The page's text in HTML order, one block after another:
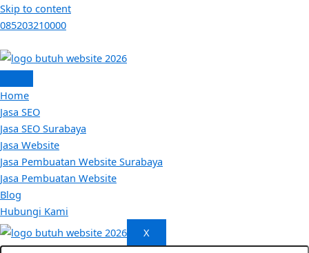
Skip to content
085203210000
Home
Jasa SEO
Jasa SEO Surabaya
Jasa Website
Jasa Pembuatan Website Surabaya
Jasa Pembuatan Website
Blog
Hubungi Kami
X